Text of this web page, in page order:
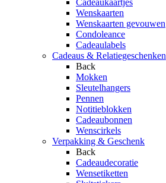
Cadeaukaartjes
Wenskaarten
Wenskaarten gevouwen
Condoleance
Cadeaulabels
Cadeaus & Relatiegeschenken
Back
Mokken
Sleutelhangers
Pennen
Notitieblokken
Cadeaubonnen
Wenscirkels
Verpakking & Geschenk
Back
Cadeaudecoratie
Wensetiketten